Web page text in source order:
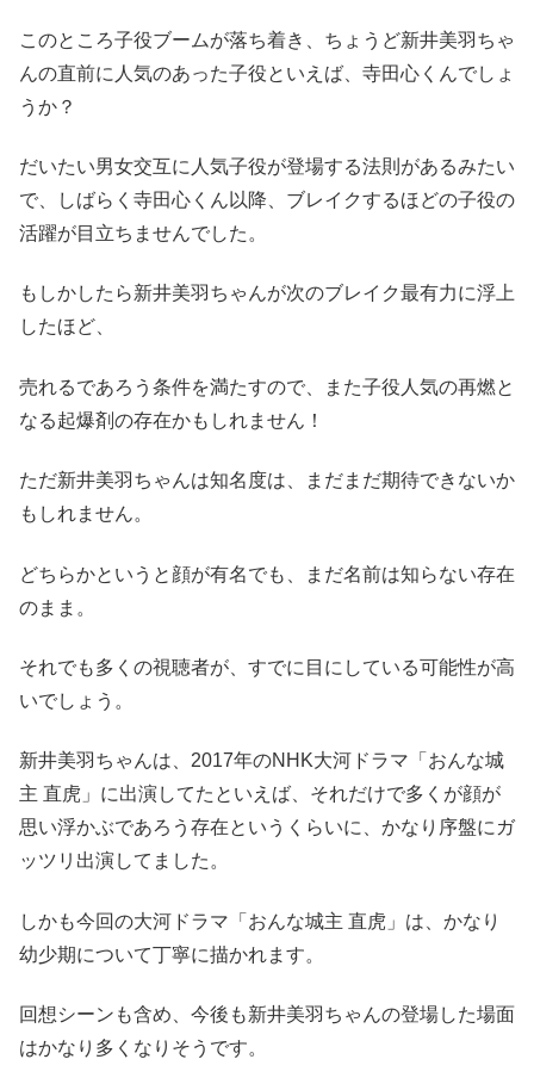
このところ子役ブームが落ち着き、ちょうど新井美羽ちゃ
んの直前に人気のあった子役といえば、寺田心くんでしょ
うか？
だいたい男女交互に人気子役が登場する法則があるみたい
で、しばらく寺田心くん以降、ブレイクするほどの子役の
活躍が目立ちませんでした。
もしかしたら新井美羽ちゃんが次のブレイク最有力に浮上
したほど、
売れるであろう条件を満たすので、また子役人気の再燃と
なる起爆剤の存在かもしれません！
ただ新井美羽ちゃんは知名度は、まだまだ期待できないか
もしれません。
どちらかというと顔が有名でも、まだ名前は知らない存在
のまま。
それでも多くの視聴者が、すでに目にしている可能性が高
いでしょう。
新井美羽ちゃんは、2017年のNHK大河ドラマ「おんな城
主 直虎」に出演してたといえば、それだけで多くが顔が
思い浮かぶであろう存在というくらいに、かなり序盤にガ
ッツリ出演してました。
しかも今回の大河ドラマ「おんな城主 直虎」は、かなり
幼少期について丁寧に描かれます。
回想シーンも含め、今後も新井美羽ちゃんの登場した場面
はかなり多くなりそうです。